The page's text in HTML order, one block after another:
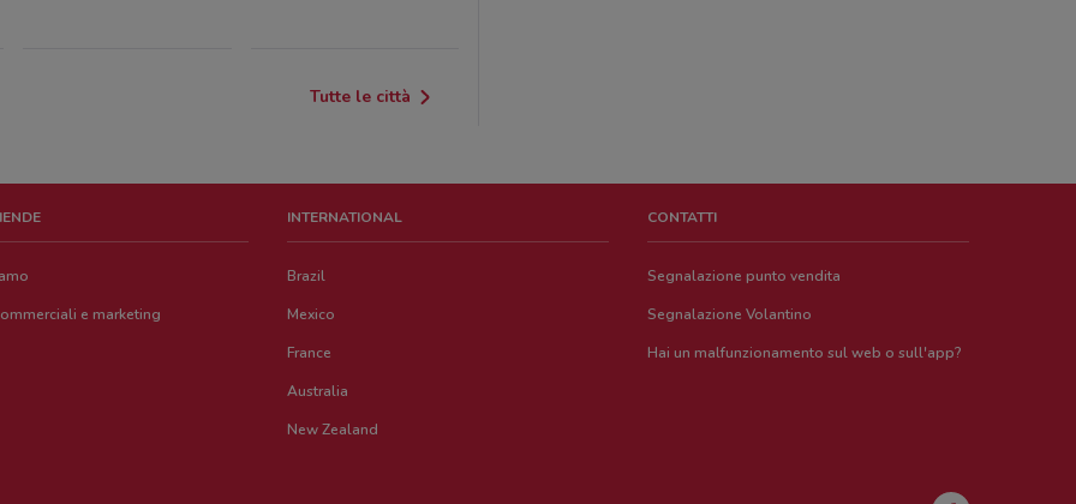
Tutte le città
e marketing
INTERNATIONAL
Brazil
Mexico
France
Australia
New Zealand
CONTATTI
Segnalazione punto vendita
Segnalazione Volantino
Hai un malfunzionamento sul web o sull'app?